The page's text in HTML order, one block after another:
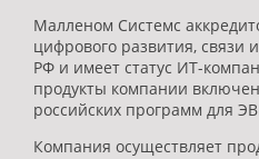
Малленом Системс
цифрового развития, связи
РФ и имеет статус ИТ-
продукты компании
российских программ для
Компания осуществляет